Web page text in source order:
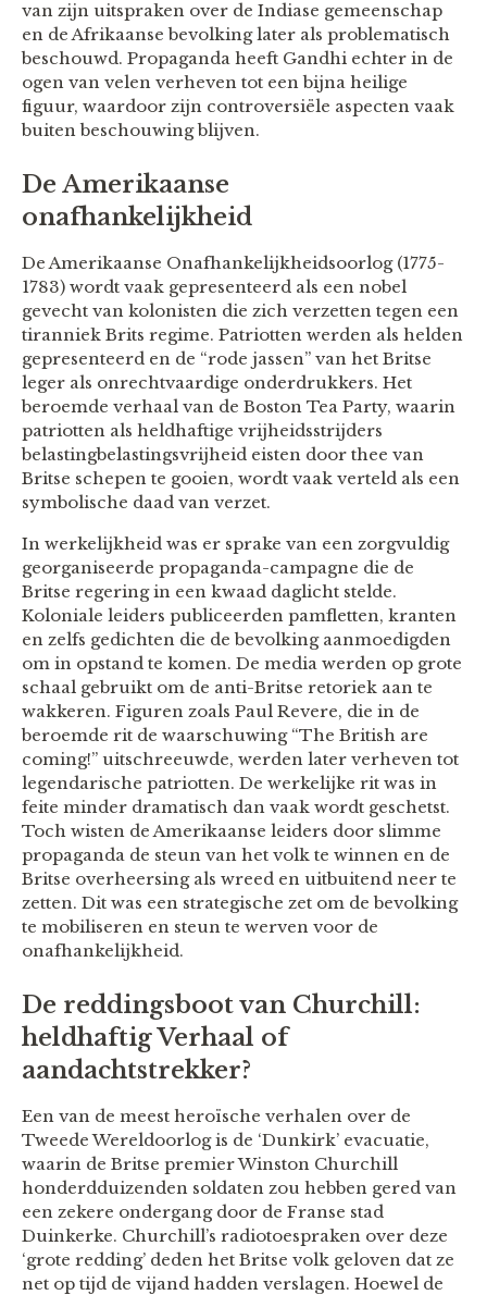
van zijn uitspraken over de Indiase gemeenschap
en de Afrikaanse bevolking later als problematisch
beschouwd. Propaganda heeft Gandhi echter in de
ogen van velen verheven tot een bijna heilige
figuur, waardoor zijn controversiële aspecten vaak
buiten beschouwing blijven.
De Amerikaanse
onafhankelijkheid
De Amerikaanse Onafhankelijkheidsoorlog (1775-
1783) wordt vaak gepresenteerd als een nobel
gevecht van kolonisten die zich verzetten tegen een
tiranniek Brits regime. Patriotten werden als helden
gepresenteerd en de “rode jassen” van het Britse
leger als onrechtvaardige onderdrukkers. Het
beroemde verhaal van de Boston Tea Party, waarin
patriotten als heldhaftige vrijheidsstrijders
belastingbelastingsvrijheid eisten door thee van
Britse schepen te gooien, wordt vaak verteld als een
symbolische daad van verzet.
In werkelijkheid was er sprake van een zorgvuldig
georganiseerde propaganda-campagne die de
Britse regering in een kwaad daglicht stelde.
Koloniale leiders publiceerden pamfletten, kranten
en zelfs gedichten die de bevolking aanmoedigden
om in opstand te komen. De media werden op grote
schaal gebruikt om de anti-Britse retoriek aan te
wakkeren. Figuren zoals Paul Revere, die in de
beroemde rit de waarschuwing “The British are
coming!” uitschreeuwde, werden later verheven tot
legendarische patriotten. De werkelijke rit was in
feite minder dramatisch dan vaak wordt geschetst.
Toch wisten de Amerikaanse leiders door slimme
propaganda de steun van het volk te winnen en de
Britse overheersing als wreed en uitbuitend neer te
zetten. Dit was een strategische zet om de bevolking
te mobiliseren en steun te werven voor de
onafhankelijkheid.
De reddingsboot van Churchill:
heldhaftig Verhaal of
aandachtstrekker?
Een van de meest heroïsche verhalen over de
Tweede Wereldoorlog is de ‘Dunkirk’ evacuatie,
waarin de Britse premier Winston Churchill
honderdduizenden soldaten zou hebben gered van
een zekere ondergang door de Franse stad
Duinkerke. Churchill’s radiotoespraken over deze
‘grote redding’ deden het Britse volk geloven dat ze
net op tijd de vijand hadden verslagen. Hoewel de